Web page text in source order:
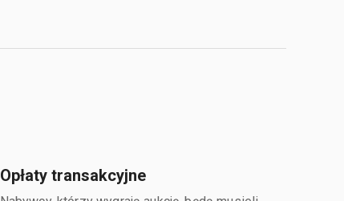
Opłaty transakcyjne